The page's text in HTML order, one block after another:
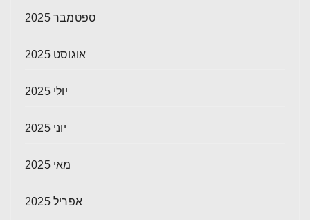
ספטמבר 2025
אוגוסט 2025
יולי 2025
יוני 2025
מאי 2025
אפריל 2025